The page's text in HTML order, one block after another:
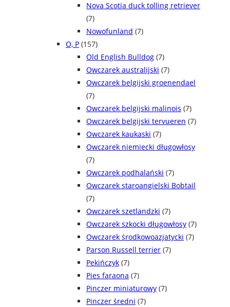
Nova Scotia duck tolling retriever
(7)
Nowofunland (7)
O, P (157)
Old English Bulldog (7)
Owczarek australijski (7)
Owczarek belgijski groenendael
(7)
Owczarek belgijski malinois (7)
Owczarek belgijski tervueren (7)
Owczarek kaukaski (7)
Owczarek niemiecki długowłosy
(7)
Owczarek podhalański (7)
Owczarek staroangielski Bobtail
(7)
Owczarek szetlandzki (7)
Owczarek szkocki długowłosy (7)
Owczarek środkowoazjatycki (7)
Parson Russell terrier (7)
Pekińczyk (7)
Pies faraona (7)
Pinczer miniaturowy (7)
Pinczer średni (7)